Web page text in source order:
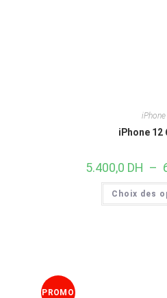
iPhone
iPhone 12
5.400,0 DH –
Choix des
PROMO